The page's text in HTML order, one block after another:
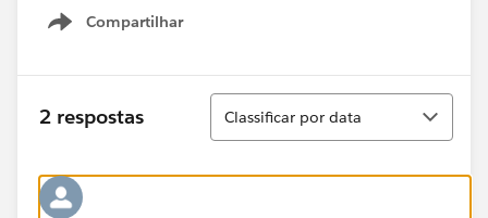
Compartilhar
Show menu
2 respostas
Classificar
Classificar por data